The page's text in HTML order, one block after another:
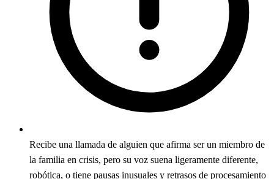
Recibe una llamada de alguien que afirma ser un miembro de
la familia en crisis, pero su voz suena ligeramente diferente,
robótica, o tiene pausas inusuales y retrasos de procesamiento